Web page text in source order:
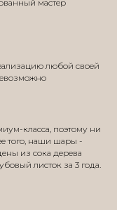
мастер
любой своей
класса, поэтому ни
того, наши шары -
из сока дерева
листок за 3 года.